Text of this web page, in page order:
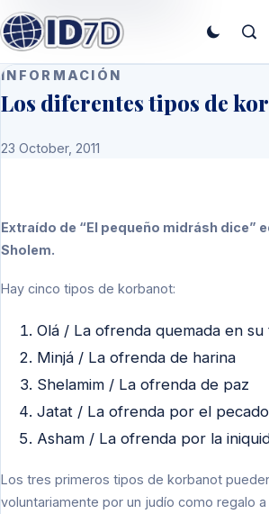
INFORMACIÓN
Los diferentes tipos de
23 October, 2011
Extraído de “El pequeño midrásh dice”
Sholem.
Hay cinco tipos de korbanot:
Olá / La ofrenda quemada en su
Minjá / La ofrenda de harina
Shelamim / La ofrenda de paz
Jatat / La ofrenda por el pecado
Asham / La ofrenda por la
Los tres primeros tipos de korbanot
voluntariamente por un judío como regalo